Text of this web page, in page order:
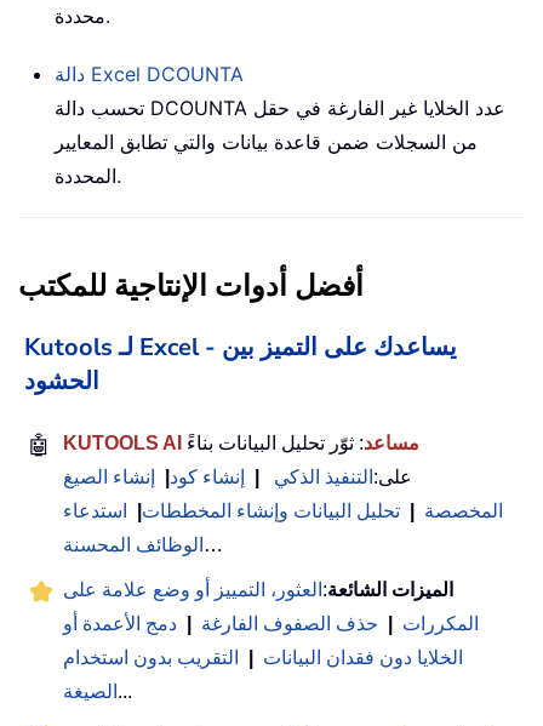
محددة.
دالة Excel DCOUNTA
تحسب دالة DCOUNTA عدد الخلايا غير الفارغة في حقل
من السجلات ضمن قاعدة بيانات والتي تطابق المعايير
المحددة.
أفضل أدوات الإنتاجية للمكتب
Kutools لـ Excel - يساعدك على التميز بين
الحشود
🤖 KUTOOLS AI مساعد: ثوّر تحليل البيانات بناءً
على: التنفيذ الذكي إنشاء كود
إنشاء الصيغ
المخصصة
تحليل البيانات وإنشاء المخططات
استدعاء
الوظائف المحسنة …
الميزات الشائعة: العثور، التمييز أو وضع علامة على
المكررات
حذف الصفوف الفارغة
دمج الأعمدة أو
الخلايا دون فقدان البيانات
التقريب بدون استخدام
الصيغة ...